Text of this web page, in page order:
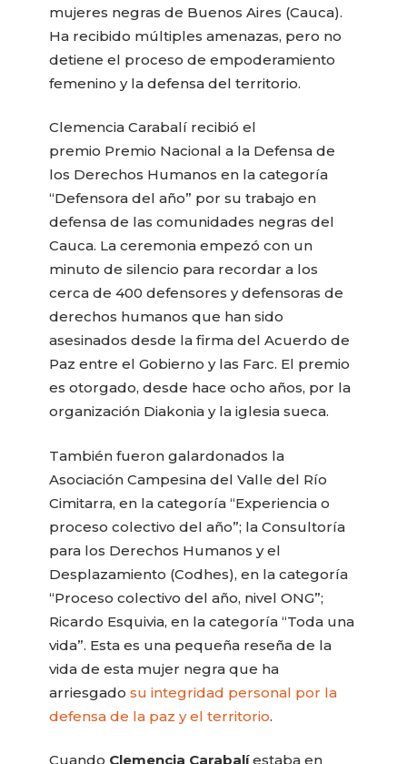
mujeres negras de Buenos Aires (Cauca).
Ha recibido múltiples amenazas, pero no
detiene el proceso de empoderamiento
femenino y la defensa del territorio.
Clemencia Carabalí recibió el
premio Premio Nacional a la Defensa de
los Derechos Humanos en la categoría
“Defensora del año” por su trabajo en
defensa de las comunidades negras del
Cauca. La ceremonia empezó con un
minuto de silencio para recordar a los
cerca de 400 defensores y defensoras de
derechos humanos que han sido
asesinados desde la firma del Acuerdo de
Paz entre el Gobierno y las Farc. El premio
es otorgado, desde hace ocho años, por la
organización Diakonia y la iglesia sueca.
También fueron galardonados la
Asociación Campesina del Valle del Río
Cimitarra, en la categoría “Experiencia o
proceso colectivo del año”; la Consultoría
para los Derechos Humanos y el
Desplazamiento (Codhes), en la categoría
“Proceso colectivo del año, nivel ONG”;
Ricardo Esquivia, en la categoría “Toda una
vida”. Esta es una pequeña reseña de la
vida de esta mujer negra que ha
arriesgadosu integridad personal por la
defensa de la paz y el territorio.
Cuando Clemencia Carabalíestaba en